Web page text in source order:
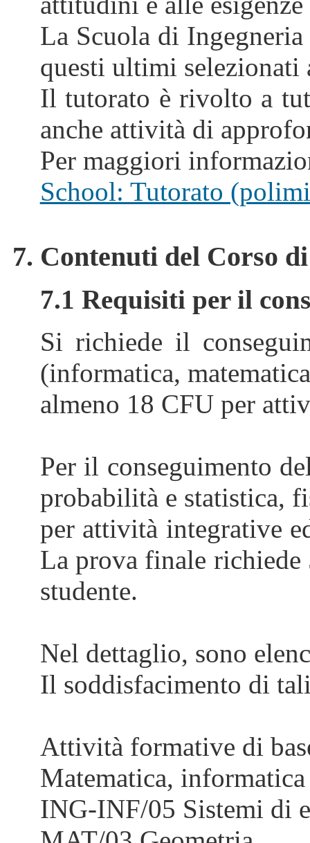
La Scuola di
questi ultimi selezionati
Il tutorato è rivolto a
anche attività di
Per maggiori
School: Tutorato
7. Contenuti del Corso
7.1 Requisiti per il
Si richiede il
(informatica,
almeno 18 CFU per
Per il conseguimento
probabilità e statistica,
per attività integrative
La prova finale
studente.
Nel dettaglio, sono
Il soddisfacimento di
Attività formative di
Matematica,
ING-INF/05 Sistemi di